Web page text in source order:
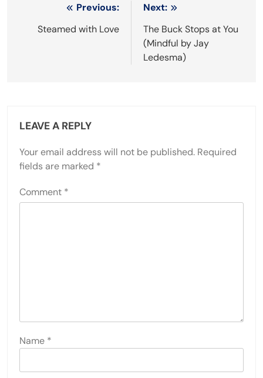
navigation
Previous:
Steamed with Love
Next:
The Buck Stops at You
(Mindful by Jay
Ledesma)
LEAVE A REPLY
Your email address will not be published. Required
fields are marked *
Comment *
Name *